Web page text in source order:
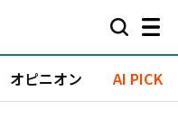
オピニオン AI PICK